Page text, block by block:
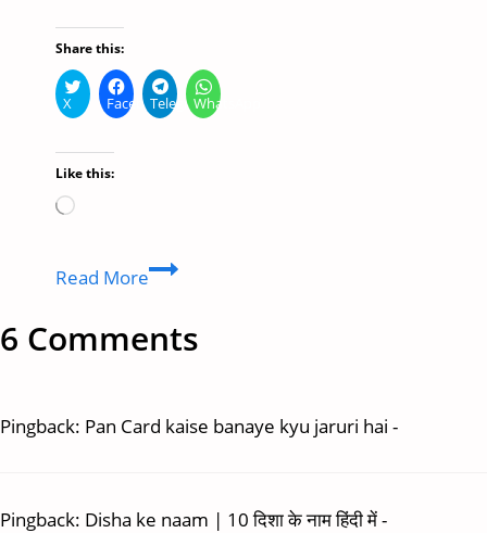
Share this:
X FacebookTelegramWhatsApp
Like this:
Loading…
Read MoreHealthy
|
Kaise
Information
6 Comments
Pingback: Pan Card kaise banaye kyu jaruri hai -
Pingback: Disha ke naam | 10 दिशा के नाम हिंदी में -